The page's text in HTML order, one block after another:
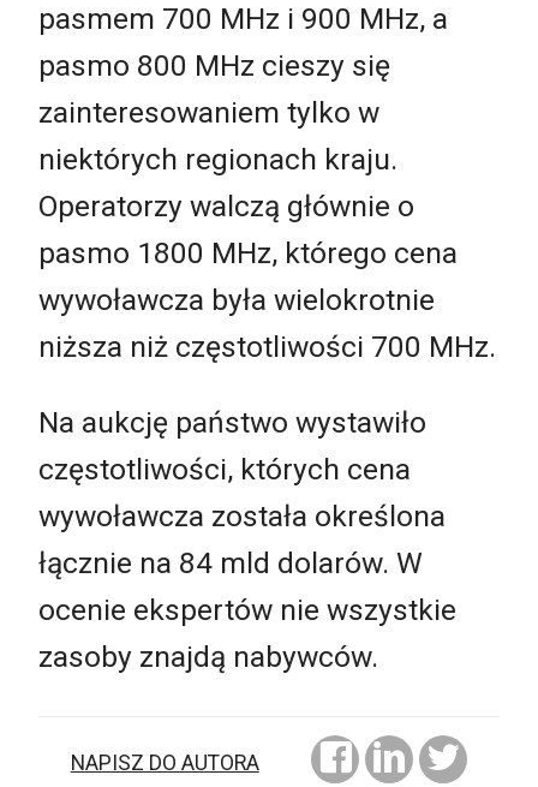
pasmem 700 MHz i 900 MHz, a
pasmo 800 MHz cieszy się
zainteresowaniem tylko w
niektórych regionach kraju.
Operatorzy walczą głównie o
pasmo 1800 MHz, którego cena
wywoławcza była wielokrotnie
niższa niż częstotliwości 700 MHz.
Na aukcję państwo wystawiło
częstotliwości, których cena
wywoławcza została określona
łącznie na 84 mld dolarów. W
ocenie ekspertów nie wszystkie
zasoby znajdą nabywców.
NAPISZ DO AUTORA